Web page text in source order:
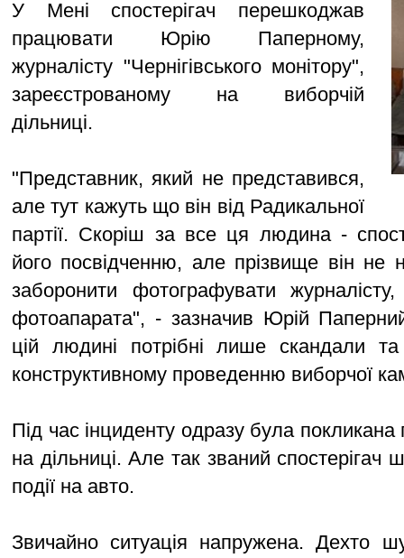
У Мені спостерігач перешкоджав
працювати Юрію Паперному,
журналісту "Чернігівського монітору",
зареєстрованому на виборчій
дільниці.
"Представник, який не представився,
але тут кажуть що він від Радикальної
партії. Скоріш за все ця людина -
його посвідченню, але прізвище він не
заборонити фотографувати
фотоапарата", - зазначив Юрій
цій людині потрібні лише скандали
конструктивному проведенню виборчої
Під час інциденту одразу була покликана
на дільниці. Але так званий спостерігач
події на авто.
Звичайно ситуація напружена. Дехто